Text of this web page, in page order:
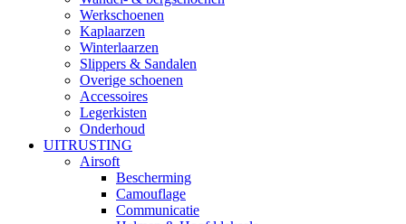
Werkschoenen
Kaplaarzen
Winterlaarzen
Slippers & Sandalen
Overige schoenen
Accessoires
Legerkisten
Onderhoud
UITRUSTING
Airsoft
Bescherming
Camouflage
Communicatie